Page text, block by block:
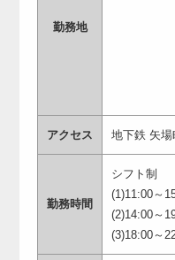
勤務地
アクセス 地下鉄 矢
勤務時間
シフト制
(1)11:00～
(2)14:00～
(3)18:00～